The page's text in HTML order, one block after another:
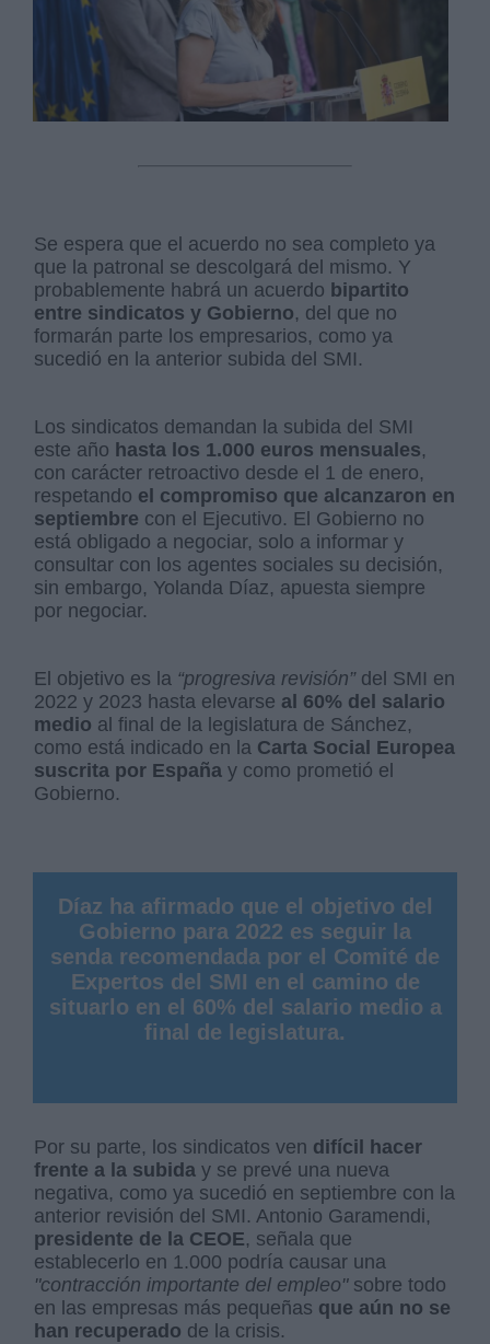
Se espera que el acuerdo no sea completo ya
que la patronal se descolgará del mismo. Y
probablemente habrá un acuerdo bipartito
entre sindicatos y Gobierno, del que no
formarán parte los empresarios, como ya
sucedió en la anterior subida del SMI.
Los sindicatos demandan la subida del SMI
este año hasta los 1.000 euros mensuales,
con carácter retroactivo desde el 1 de enero,
respetando el compromiso que alcanzaron en
septiembre con el Ejecutivo. El Gobierno no
está obligado a negociar, solo a informar y
consultar con los agentes sociales su decisión,
sin embargo, Yolanda Díaz, apuesta siempre
por negociar.
El objetivo es la “progresiva revisión”del SMI en
2022 y 2023 hasta elevarse al 60% del salario
medio al final de la legislatura de Sánchez,
como está indicado en la Carta Social Europea
suscrita por España y como prometió el
Gobierno.
Díaz ha afirmado que el objetivo del
Gobierno para 2022 es seguir la
senda recomendada por el Comité de
Expertos del SMI en el camino de
situarlo en el 60% del salario medio a
final de legislatura.
Por su parte, los sindicatos ven difícil hacer
frente a la subida y se prevé una nueva
negativa, como ya sucedió en septiembre con la
anterior revisión del SMI. Antonio Garamendi,
presidente de la CEOE, señala que
establecerlo en 1.000 podría causar una
"contracción importante del empleo"sobre todo
en las empresas más pequeñas que aún no se
han recuperado de la crisis.